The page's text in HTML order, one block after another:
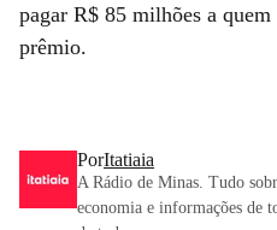
pagar R$ 85 milhões a quem
prêmio.
PorItatiaia
A Rádio de Minas. Tudo
economia e informações de